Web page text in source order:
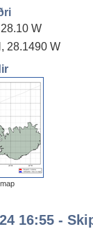
W
28.1490 W
16:55 -